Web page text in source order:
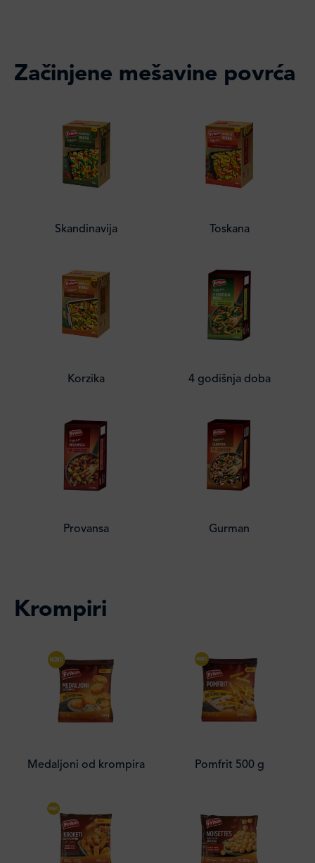
Začinjene mešavine povrća
Skandinavija Toskana
Korzika 4 godišnja doba
Provansa Gurman
Krompiri
Medaljoni od krompira Pomfrit 500 g